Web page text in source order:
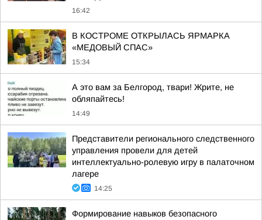
16:42
В КОСТРОМЕ ОТКРЫЛАСЬ ЯРМАРКА
«МЕДОВЫЙ СПАС»
15:34
А это вам за Белгород, твари! Жрите, не
обляпайтесь!
14:49
Представители регионального следственного
управления провели для детей
интеллектуально-ролевую игру в палаточном
лагере
14:25
Формирование навыков безопасного